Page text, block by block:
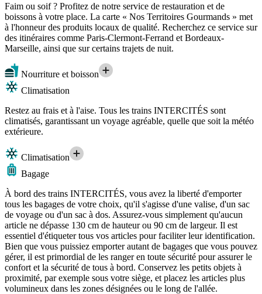
Faim ou soif ? Profitez de notre service de restauration et de
boissons à votre place. La carte « Nos Territoires Gourmands » met
à l'honneur des produits locaux de qualité. Recherchez ce service sur
des itinéraires comme Paris-Clermont-Ferrand et Bordeaux-
Marseille, ainsi que sur certains trajets de nuit.
Nourriture et boisson
Climatisation
Restez au frais et à l'aise. Tous les trains INTERCITÉS sont
climatisés, garantissant un voyage agréable, quelle que soit la météo
extérieure.
Climatisation
Bagage
À bord des trains INTERCITÉS, vous avez la liberté d'emporter
tous les bagages de votre choix, qu'il s'agisse d'une valise, d'un sac
de voyage ou d'un sac à dos. Assurez-vous simplement qu'aucun
article ne dépasse 130 cm de hauteur ou 90 cm de largeur. Il est
essentiel d'étiqueter tous vos articles pour faciliter leur identification.
Bien que vous puissiez emporter autant de bagages que vous pouvez
gérer, il est primordial de les ranger en toute sécurité pour assurer le
confort et la sécurité de tous à bord. Conservez les petits objets à
proximité, par exemple sous votre siège, et placez les articles plus
volumineux dans les zones désignées ou le long de l'allée.